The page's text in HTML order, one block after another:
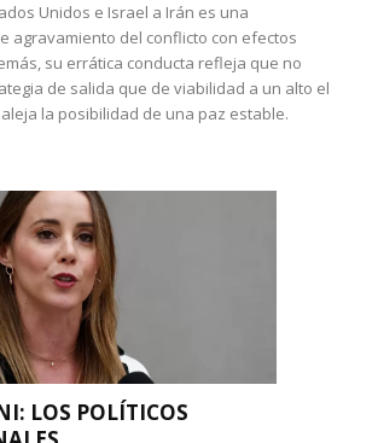
Unidos e Israel a Irán es una
agravamiento del conflicto con efectos
su errática conducta refleja que no
de salida que de viabilidad a un alto el
la posibilidad de una paz estable.
LOS POLÍTICOS